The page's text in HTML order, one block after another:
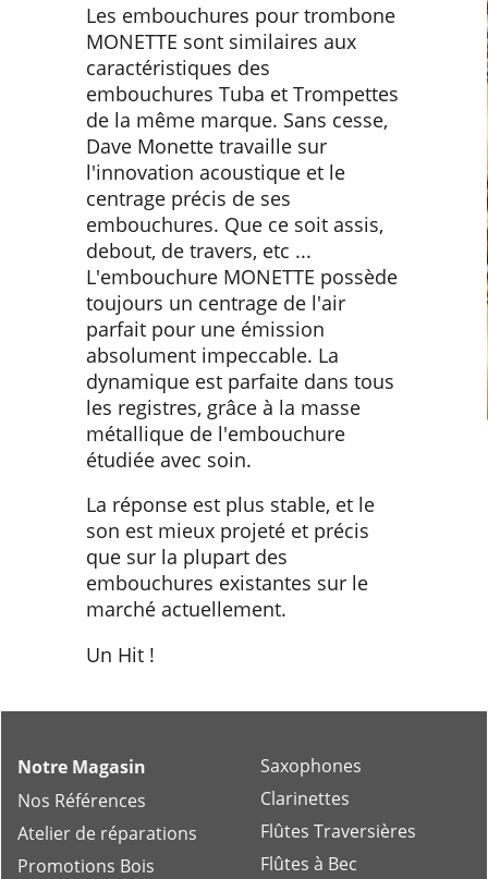
Les embouchures pour trombone
MONETTE sont similaires aux
caractéristiques des
embouchures Tuba et Trompettes
de la même marque. Sans cesse,
Dave Monette travaille sur
l'innovation acoustique et le
centrage précis de ses
embouchures. Que ce soit assis,
debout, de travers, etc ...
L'embouchure MONETTE possède
toujours un centrage de l'air
parfait pour une émission
absolument impeccable. La
dynamique est parfaite dans tous
les registres, grâce à la masse
métallique de l'embouchure
étudiée avec soin.
La réponse est plus stable, et le
son est mieux projeté et précis
que sur la plupart des
embouchures existantes sur le
marché actuellement.
Un Hit !
Notre Magasin
Nos Références
Atelier de réparations
Promotions Bois
Saxophones
Clarinettes
Flûtes Traversières
Flûtes à Bec